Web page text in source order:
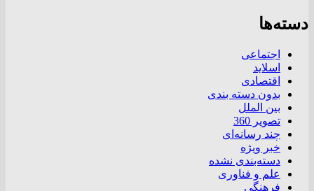
دسته‌ها
اجتماعی
اسلاید
اقتصادی
بدون دسته بندی
بین الملل
تصویر 360
چند رسانه‌ای
خبر ویژه
دسته‌بندی نشده
علم و فناوری
فرهنگی